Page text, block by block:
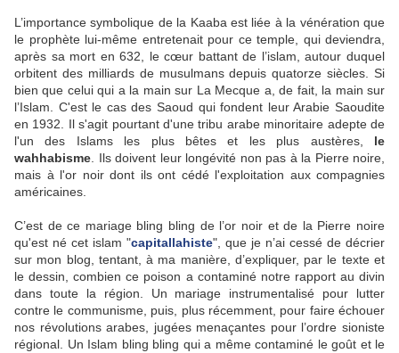
L’importance symbolique de la Kaaba est liée à la vénération que
le prophète lui-même entretenait pour ce temple, qui deviendra,
après sa mort en 632, le cœur battant de l’islam, autour duquel
orbitent des milliards de musulmans depuis quatorze siècles. Si
bien que celui qui a la main sur La Mecque a, de fait, la main sur
l’Islam. C'est le cas des Saoud qui fondent leur Arabie Saoudite
en 1932. Il s'agit pourtant d'une tribu arabe minoritaire adepte de
l'un des Islams les plus bêtes et les plus austères, le
wahhabisme . Ils doivent leur longévité non pas à la Pierre noire,
mais à l'or noir dont ils ont cédé l'exploitation aux compagnies
américaines.
C’est de ce mariage bling bling de l’or noir et de la Pierre noire
qu'est né cet islam "capitallahiste", que je n’ai cessé de décrier
sur mon blog, tentant, à ma manière, d’expliquer, par le texte et
le dessin, combien ce poison a contaminé notre rapport au divin
dans toute la région. Un mariage instrumentalisé pour lutter
contre le communisme, puis, plus récemment, pour faire échouer
nos révolutions arabes, jugées menaçantes pour l’ordre sioniste
régional. Un Islam bling bling qui a même contaminé le goût et le